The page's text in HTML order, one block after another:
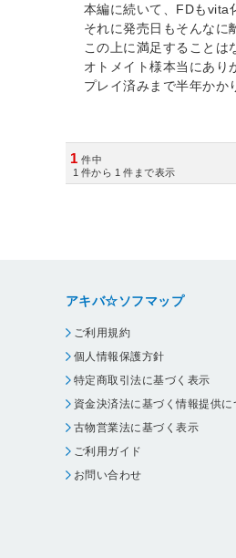
本編に続いて、FDもvita
それに発売日もそんなに
この上に満足することは
オトメイト様本当にあり
プレイ済みまで半年かか
1 件中
1 件から 1 件まで表示
アキバ☆ソフマップ
ご利用規約
個人情報保護方針
特定商取引法に基づく表示
資金決済法に基づく情報提供に
古物営業法に基づく表示
ご利用ガイド
お問い合わせ